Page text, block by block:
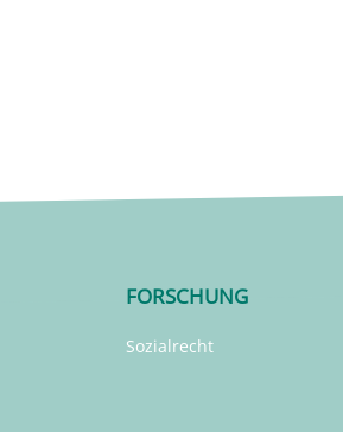
FORSCHUNG
Sozialrecht